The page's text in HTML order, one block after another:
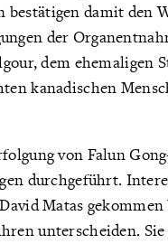
damit den
der
dem ehemaligen
kanadischen
von Falun
durchgeführt.
Matas
unterscheiden.